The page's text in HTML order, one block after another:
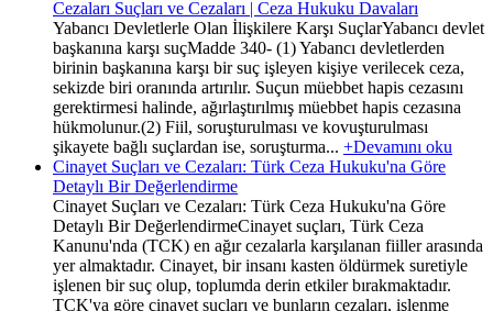
Cezaları Suçları ve Cezaları | Ceza Hukuku Davaları
Yabancı Devletlerle Olan İlişkilere Karşı SuçlarYabancı devlet
başkanına karşı suçMadde 340- (1) Yabancı devletlerden
birinin başkanına karşı bir suç işleyen kişiye verilecek ceza,
sekizde biri oranında artırılır. Suçun müebbet hapis cezasını
gerektirmesi halinde, ağırlaştırılmış müebbet hapis cezasına
hükmolunur.(2) Fiil, soruşturulması ve kovuşturulması
şikayete bağlı suçlardan ise, soruşturma... +Devamını oku
Cinayet Suçları ve Cezaları: Türk Ceza Hukuku'na Göre
Detaylı Bir Değerlendirme
Cinayet Suçları ve Cezaları: Türk Ceza Hukuku'na Göre
Detaylı Bir DeğerlendirmeCinayet suçları, Türk Ceza
Kanunu'nda (TCK) en ağır cezalarla karşılanan fiiller arasında
yer almaktadır. Cinayet, bir insanı kasten öldürmek suretiyle
işlenen bir suç olup, toplumda derin etkiler bırakmaktadır.
TCK'ya göre cinayet suçları ve bunların cezaları, işlenme